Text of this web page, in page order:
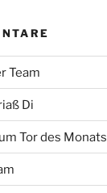
Team
Di
Tor des Monats